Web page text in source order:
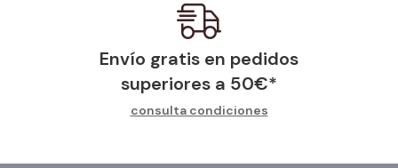
Envío gratis en pedidos
superiores a 50€*
consulta condiciones